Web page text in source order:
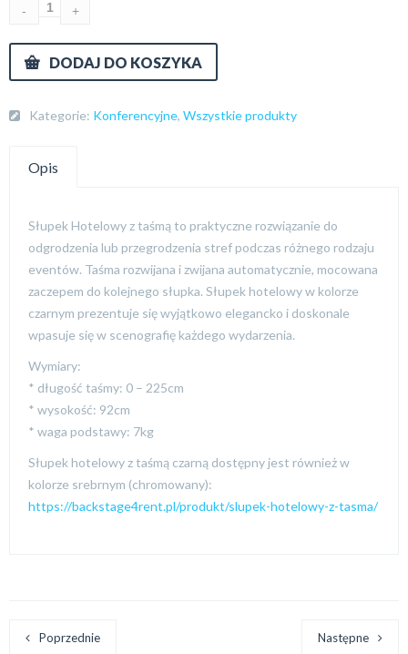
DODAJ DO KOSZYKA
Kategorie: Konferencyjne, Wszystkie produkty
Opis
Słupek Hotelowy z taśmą to praktyczne rozwiązanie do
odgrodzenia lub przegrodzenia stref podczas różnego rodzaju
eventów. Taśma rozwijana i zwijana automatycznie, mocowana
zaczepem do kolejnego słupka. Słupek hotelowy w kolorze
czarnym prezentuje się wyjątkowo elegancko i doskonale
wpasuje się w scenografię każdego wydarzenia.
Wymiary:
* długość taśmy: 0 – 225cm
* wysokość: 92cm
* waga podstawy: 7kg
Słupek hotelowy z taśmą czarną dostępny jest również w
kolorze srebrnym (chromowany):
https://backstage4rent.pl/produkt/slupek-hotelowy-z-tasma/
Poprzednie Następne